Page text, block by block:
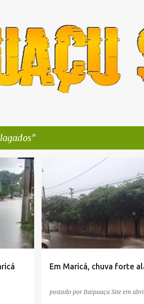
+3
Em Maricá, chuva forte
postado por Itaipuaçu Site em
ALAGADOS
ITAIPUAÇU MARICÁ
REPORTAGENS